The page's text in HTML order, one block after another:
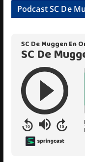
Podcast SC De